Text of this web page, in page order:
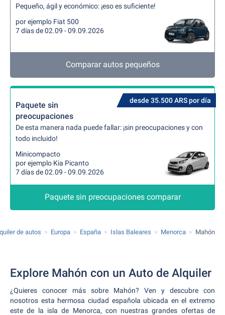
Pequeño, ágil y económico: ¡eso es suficiente!
por ejemplo Fiat 500
7 días de 02.09 - 09.09.2026
Comparar autos pequeños
desde 35.500 ARS por día
Paquete sin
preocupaciones
De esta manera nada puede fallar: ¡sin preocupaciones y con
todo incluido!
Minicompacto
por ejemplo Kia Picanto
7 días de 02.09 - 09.09.2026
Paquete sin preocupaciones comparar
de autos Europa España Islas Baleares Menorca Mahón
Explore Mahón con un Auto de Alquiler
¿Quieres conocer más sobre Mahón? Ven y descubre con
nosotros esta hermosa ciudad española ubicada en el extremo
este de la isla de Menorca, con nuestras grandes ofertas de